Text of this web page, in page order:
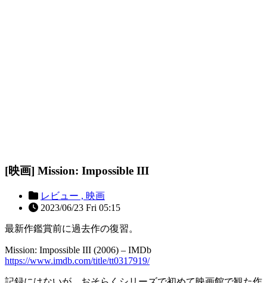
[映画] Mission: Impossible III
レビュー , 映画
2023/06/23 Fri 05:15
最新作鑑賞前に過去作の復習。
Mission: Impossible III (2006) – IMDb
https://www.imdb.com/title/tt0317919/